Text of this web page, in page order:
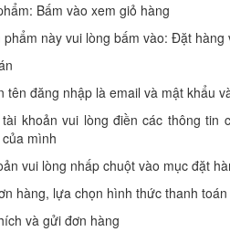
Bấm vào xem giỏ hàng
này vui lòng bấm vào: Đặt hàng
đăng nhập là email và mật khẩu
khoản vui lòng điền các thông
mình
vui lòng nhấp chuột vào mục đặt
hàng, lựa chọn hình thức thanh
và gửi đơn hàng